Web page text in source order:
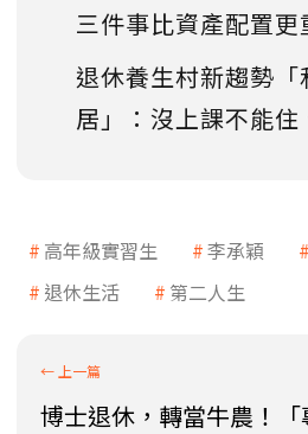
三件事比資產配置更
退休養生村新趨勢「
居」：沒上課不能
高年級實習生 李承穎
退休生活
第二人生
博士退休，轉當牛農！